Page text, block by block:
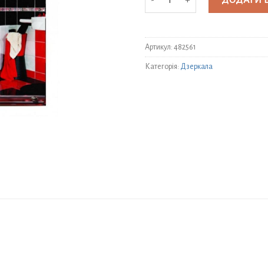
Артикул: 482561
Категорія: Дзеркала